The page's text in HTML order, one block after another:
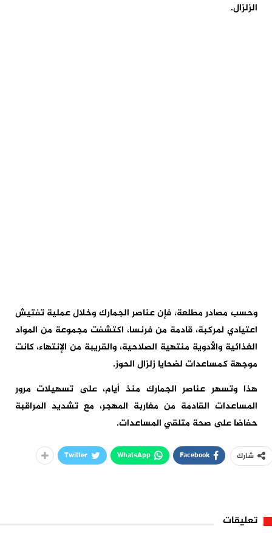
الزلزال.
وحسب مصادر مطلعة، فإن عناصر الجمارك وخلال عملية تفتيش
اعتيادي لمركبة، قادمة من فرنسا، اكتشفت مجموعة من المواد
الغذائية والأدوية منتهية الصلاحية، والقريبة من الإنتهاء، كانت
موجهة كمساعدات لضحايا زلزال الحوز.
هذا وتسهر عناصر الجمارك منذ أيام، على تسهيلات مرور
المساعدات القادمة من مغاربة المهجر، مع تشديد المراقبة
حفاضا على صحة متلقي المساعدات.
شارك Facebook
WhatsApp
Twitter
تعليقات